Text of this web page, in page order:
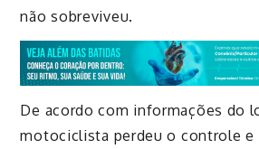
não sobreviveu.
De acordo com informações do
motociclista perdeu o controle e